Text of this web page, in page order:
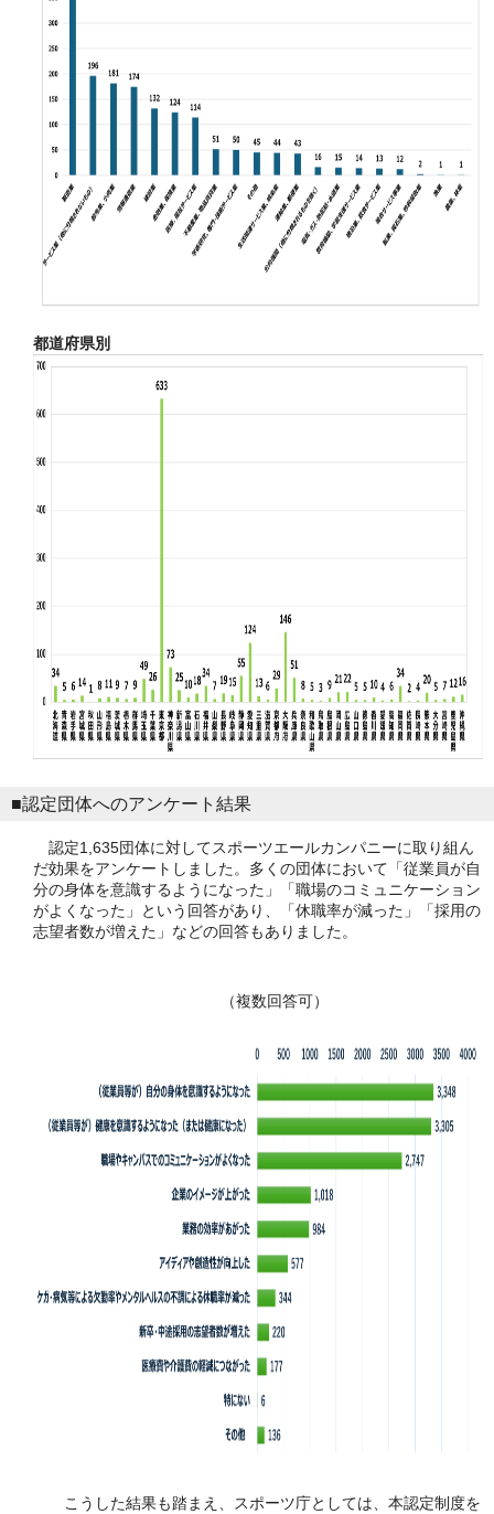
都道府県別
■認定団体へのアンケート結果
認定1,635団体に対してスポーツエールカンパニーに取り組ん
だ効果をアンケートしました。多くの団体において「従業員が自
分の身体を意識するようになった」「職場のコミュニケーション
がよくなった」という回答があり、「休職率が減った」「採用の
志望者数が増えた」などの回答もありました。
（複数回答可）
こうした結果も踏まえ、スポーツ庁としては、本認定制度を